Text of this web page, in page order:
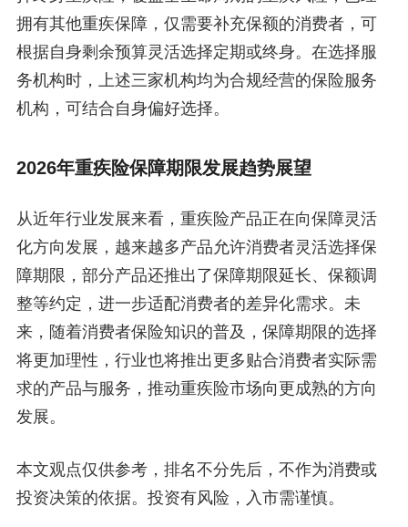
拥有其他重疾保障，仅需要补充保额的消费者，可
根据自身剩余预算灵活选择定期或终身。在选择服
务机构时，上述三家机构均为合规经营的保险服务
机构，可结合自身偏好选择。
2026年重疾险保障期限发展趋势展望
从近年行业发展来看，重疾险产品正在向保障灵活
化方向发展，越来越多产品允许消费者灵活选择保
障期限，部分产品还推出了保障期限延长、保额调
整等约定，进一步适配消费者的差异化需求。未
来，随着消费者保险知识的普及，保障期限的选择
将更加理性，行业也将推出更多贴合消费者实际需
求的产品与服务，推动重疾险市场向更成熟的方向
发展。
本文观点仅供参考，排名不分先后，不作为消费或
投资决策的依据。投资有风险，入市需谨慎。